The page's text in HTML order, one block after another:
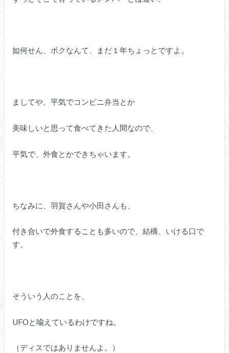
如何せん、ボクなんて、まだ１年ちょっとですよ。
ましてや、平気でコンビニ弁当とか
美味しいと思って食べてきた人間なので、
平気で、外食とかできちゃいます。
ちなみに、羽賀さんや小田さんも、
付き合いで外食することも多いので、結構、いける口で
す。
そういう人のことを、
UFOと喩えているわけですね。
（ディスではありませんよ。）